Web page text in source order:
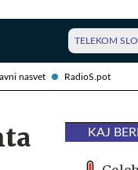
nasvet RadioS.pot
TELEKOM
KAJ